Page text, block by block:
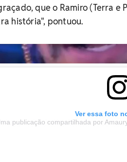
que o Ramiro (Terra e
história", pontuou.
Ver essa foto
publicação compartilhada por